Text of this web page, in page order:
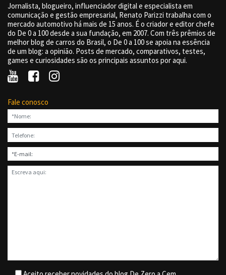
Jornalista, blogueiro, influenciador digital e especialista em
comunicação e gestão empresarial, Renato Parizzi trabalha com o
mercado automotivo há mais de 15 anos. É o criador e editor chefe
do De 0 a 100 desde a sua fundação, em 2007. Com três prêmios de
melhor blog de carros do Brasil, o De 0 a 100 se apoia na essência
de um blog: a opinião. Posts de mercado, comparativos, testes,
games e curiosidades são os principais assuntos por aqui.
Fale conosco